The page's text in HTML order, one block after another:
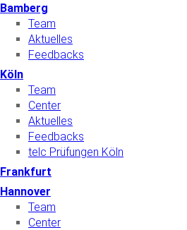
Bamberg
Team
Aktuelles
Feedbacks
Köln
Team
Center
Aktuelles
Feedbacks
telc Prüfungen Köln
Frankfurt
Hannover
Team
Center